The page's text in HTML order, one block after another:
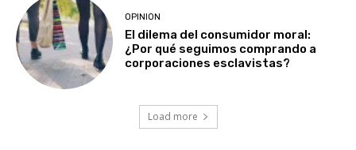
OPINION
El dilema del consumidor moral:
¿Por qué seguimos comprando a
corporaciones esclavistas?
Load more